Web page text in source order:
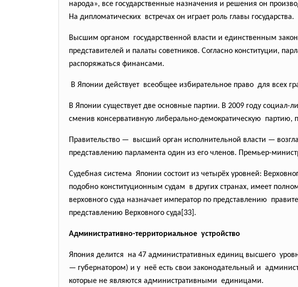
народа», все государственные назначения и решения он
На дипломатических встречах он играет роль главы государства.
Высшим органом государственной власти и единственным
представителей и палаты советников. Согласно конституции,
распоряжаться финансами.
В Японии действует всеобщее избирательное право для всех
В Японии существует две основные партии. В 2009 году
сменив консервативную либерально-демократическую партию,
Правительство — высший орган исполнительной власти —
представлению парламента один из его членов. Премьер-
Судебная система Японии состоит из четырёх уровней:
подобно конституционным судам в других странах, имеет
верховного суда назначает император по представлению
представлению Верховного суда[33].
Административно-территориальное устройство
Япония делится на 47 административных единиц высшего
— губернатором) и у неё есть свои законодательный и
которые не являются административными единицами.